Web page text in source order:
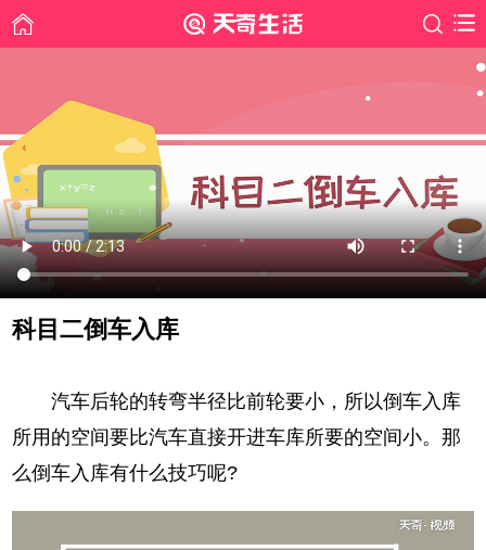
科目二倒车入库
汽车后轮的转弯半径比前轮要小，所以倒车入库
所用的空间要比汽车直接开进车库所要的空间小。那
么倒车入库有什么技巧呢?